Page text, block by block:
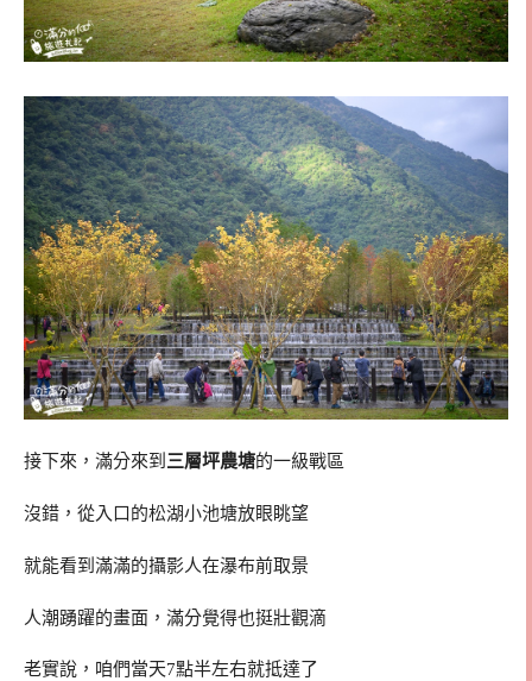
接下來，滿分來到 三層坪農塘的一級戰區
沒錯，從入口的松湖小池塘放眼眺望
就能看到滿滿的攝影人在瀑布前取景
人潮踴躍的畫面，滿分覺得也挺壯觀滴
老實說，咱們當天7點半左右就抵達了